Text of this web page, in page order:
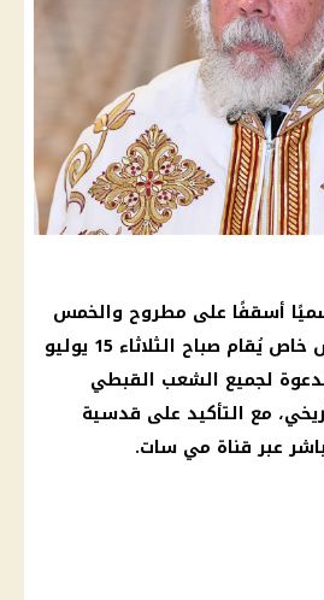
أسقفًا على مطروح والخمس
مدن الغربية في قداس خاص يُقام صباح الثلاثاء 15 يوليو
الدعوة لجميع الشعب القبطي
مع التأكيد على قدسية
عبر قناة مي سات.